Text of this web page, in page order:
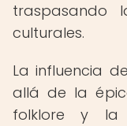
traspasando
culturales.
La influencia
allá de la
folklore y la